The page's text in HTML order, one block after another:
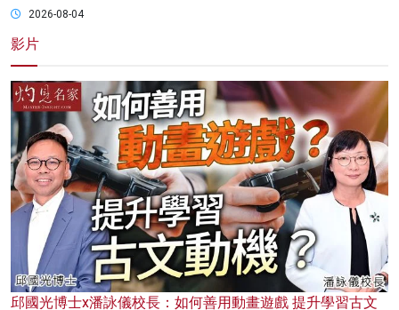
2026-08-04
影片
邱國光博士x潘詠儀校長：如何善用動畫遊戲 提升學習古文